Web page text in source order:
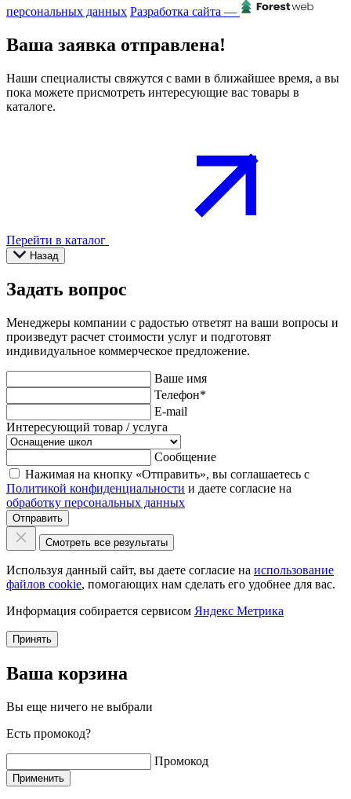
персональных данных Разработка сайта —
Ваша заявка отправлена!
Наши специалисты свяжутся с вами в ближайшее время, а вы
пока можете присмотреть интересующие вас товары в
каталоге.
Перейти в каталог
Назад
Задать вопрос
Менеджеры компании с радостью ответят на ваши вопросы и
произведут расчет стоимости услуг и подготовят
индивидуальное коммерческое предложение.
Ваше имя
Телефон*
E-mail
Интересующий товар / услуга
Сообщение
Нажимая на кнопку «Отправить», вы соглашаетесь с
Политикой конфиденциальности и даете согласие на
обработку персональных данных
Отправить
Смотреть все результаты
Используя данный сайт, вы даете согласие на использование
файлов cookie, помогающих нам сделать его удобнее для вас.
Информация собирается сервисом Яндекс Метрика
Принять
Ваша корзина
Вы еще ничего не выбрали
Есть промокод?
Промокод
Применить